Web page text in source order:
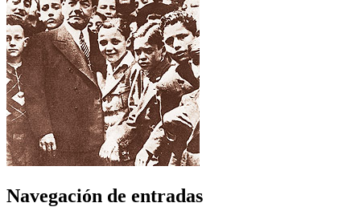
Navegación de entradas